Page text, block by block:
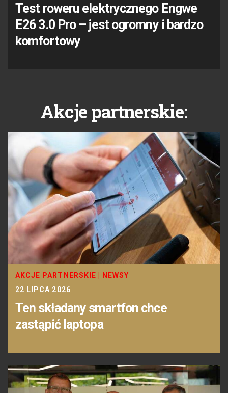
Test roweru elektrycznego Engwe
E26 3.0 Pro – jest ogromny i bardzo
komfortowy
Akcje partnerskie:
AKCJE PARTNERSKIE
NEWSY
22 LIPCA 2026
Ten składany smartfon chce
zastąpić laptopa